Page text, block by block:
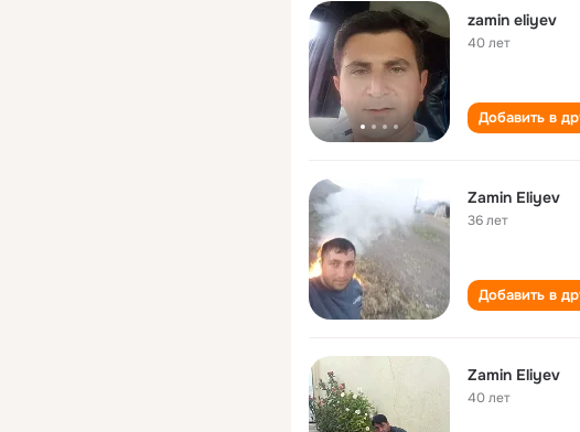
zamin eliyev
40 лет
Добавить в
Zamin Eliyev
36 лет
Добавить в
Zamin Eliyev
40 лет